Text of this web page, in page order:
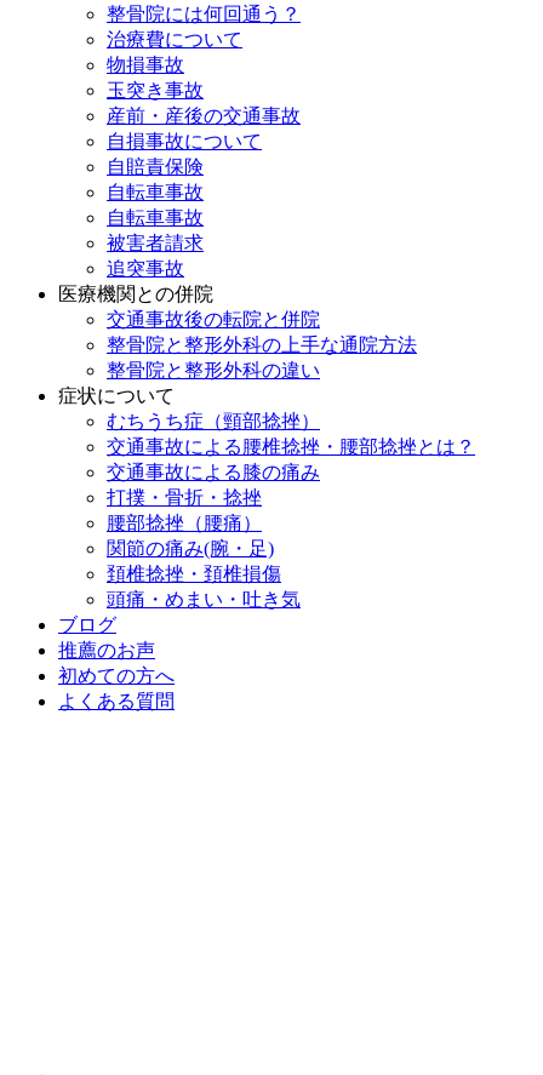
整骨院には何回通う？
治療費について
物損事故
玉突き事故
産前・産後の交通事故
自損事故について
自賠責保険
自転車事故
自転車事故
被害者請求
追突事故
医療機関との併院
交通事故後の転院と併院
整骨院と整形外科の上手な通院方法
整骨院と整形外科の違い
症状について
むちうち症（頸部捻挫）
交通事故による腰椎捻挫・腰部捻挫とは？
交通事故による膝の痛み
打撲・骨折・捻挫
腰部捻挫（腰痛）
関節の痛み(腕・足)
頚椎捻挫・頚椎損傷
頭痛・めまい・吐き気
ブログ
推薦のお声
初めての方へ
よくある質問